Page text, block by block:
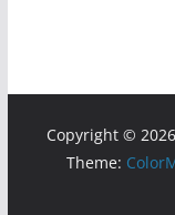
Copyright © 2026
Theme: